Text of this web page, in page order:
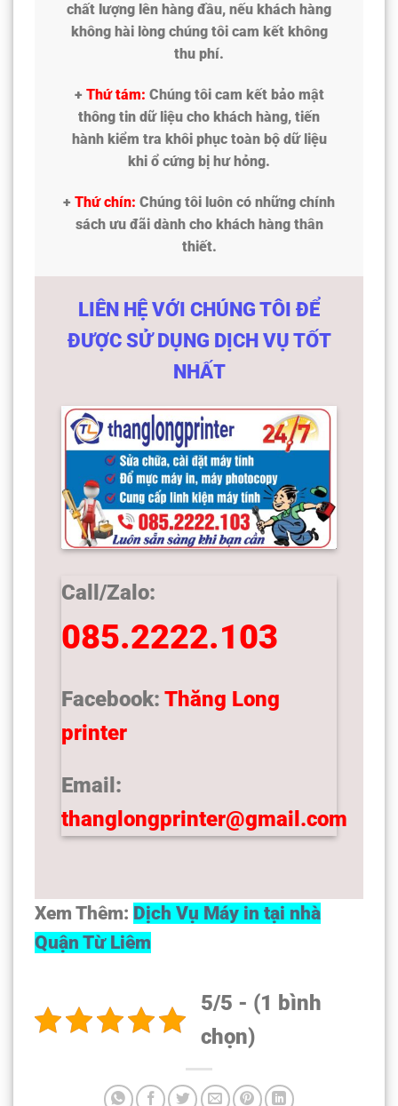
chất lượng lên hàng đầu, nếu khách hàng
không hài lòng chúng tôi cam kết không
thu phí.
+ Thứ tám: Chúng tôi cam kết bảo mật
thông tin dữ liệu cho khách hàng, tiến
hành kiểm tra khôi phục toàn bộ dữ liệu
khi ổ cứng bị hư hỏng.
+ Thứ chín: Chúng tôi luôn có những chính
sách ưu đãi dành cho khách hàng thân
thiết.
LIÊN HỆ VỚI CHÚNG TÔI ĐỂ
ĐƯỢC SỬ DỤNG DỊCH VỤ TỐT
NHẤT
Call/Zalo:
085.2222.103
Facebook: Thăng Long
printer
Email:
thanglongprinter@gmail.com
Xem Thêm: Dịch Vụ Máy in tại nhà
Quận Từ Liêm
5/5 - (1 bình
chọn)